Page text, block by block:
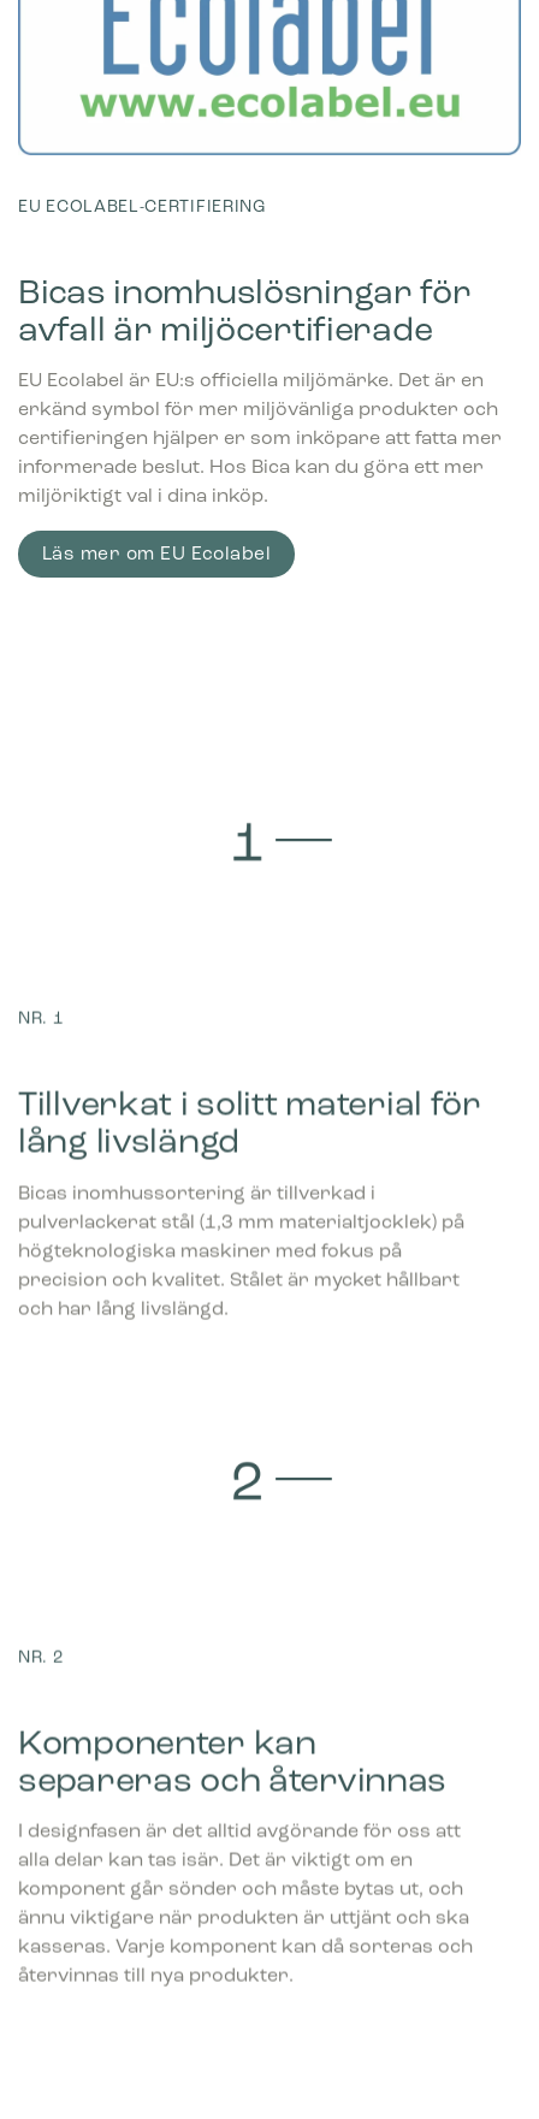
EU ECOLABEL-CERTIFIERING
Bicas inomhuslösningar för
avfall är miljöcertifierade
EU Ecolabel är EU:s officiella miljömärke. Det är en
erkänd symbol för mer miljövänliga produkter och
certifieringen hjälper er som inköpare att fatta mer
informerade beslut. Hos Bica kan du göra ett mer
miljöriktigt val i dina inköp.
Läs mer om EU Ecolabel
NR. 1
Tillverkat i solitt material för
lång livslängd
Bicas inomhussortering är tillverkad i
pulverlackerat stål (1,3 mm materialtjocklek) på
högteknologiska maskiner med fokus på
precision och kvalitet. Stålet är mycket hållbart
och har lång livslängd.
Komponenter kan
separeras och återvinnas
I designfasen är det alltid avgörande för oss att
alla delar kan tas isär. Det är viktigt om en
komponent går sönder och måste bytas ut, och
ännu viktigare när produkten är uttjänt och ska
kasseras. Varje komponent kan då sorteras och
återvinnas till nya produkter.